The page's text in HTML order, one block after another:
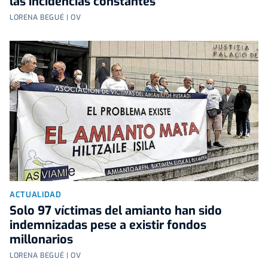
LORENA BEGUÉ | OV
ACTUALIDAD
Solo 97 víctimas del amianto han sido
indemnizadas pese a existir fondos
millonarios
LORENA BEGUÉ | OV